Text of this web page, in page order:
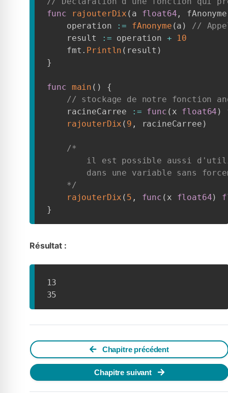
func
rajouterDix ( a float64 ,
    operation
:= fAnonyme (a )
//
    result
:= operation +
10
    fmt
. Println ( result )
}
func main ( )
{
// stockage de notre fonction
    racineCarree
:= func ( x float64 )
rajouterDix ( 9 , racineCarree )
/*
il est possible aussi
dans une variable sans
    */
rajouterDix ( 5 , func ( x float64)
}
Résultat :
13
35
Chapitre précédent
Chapitre suivant